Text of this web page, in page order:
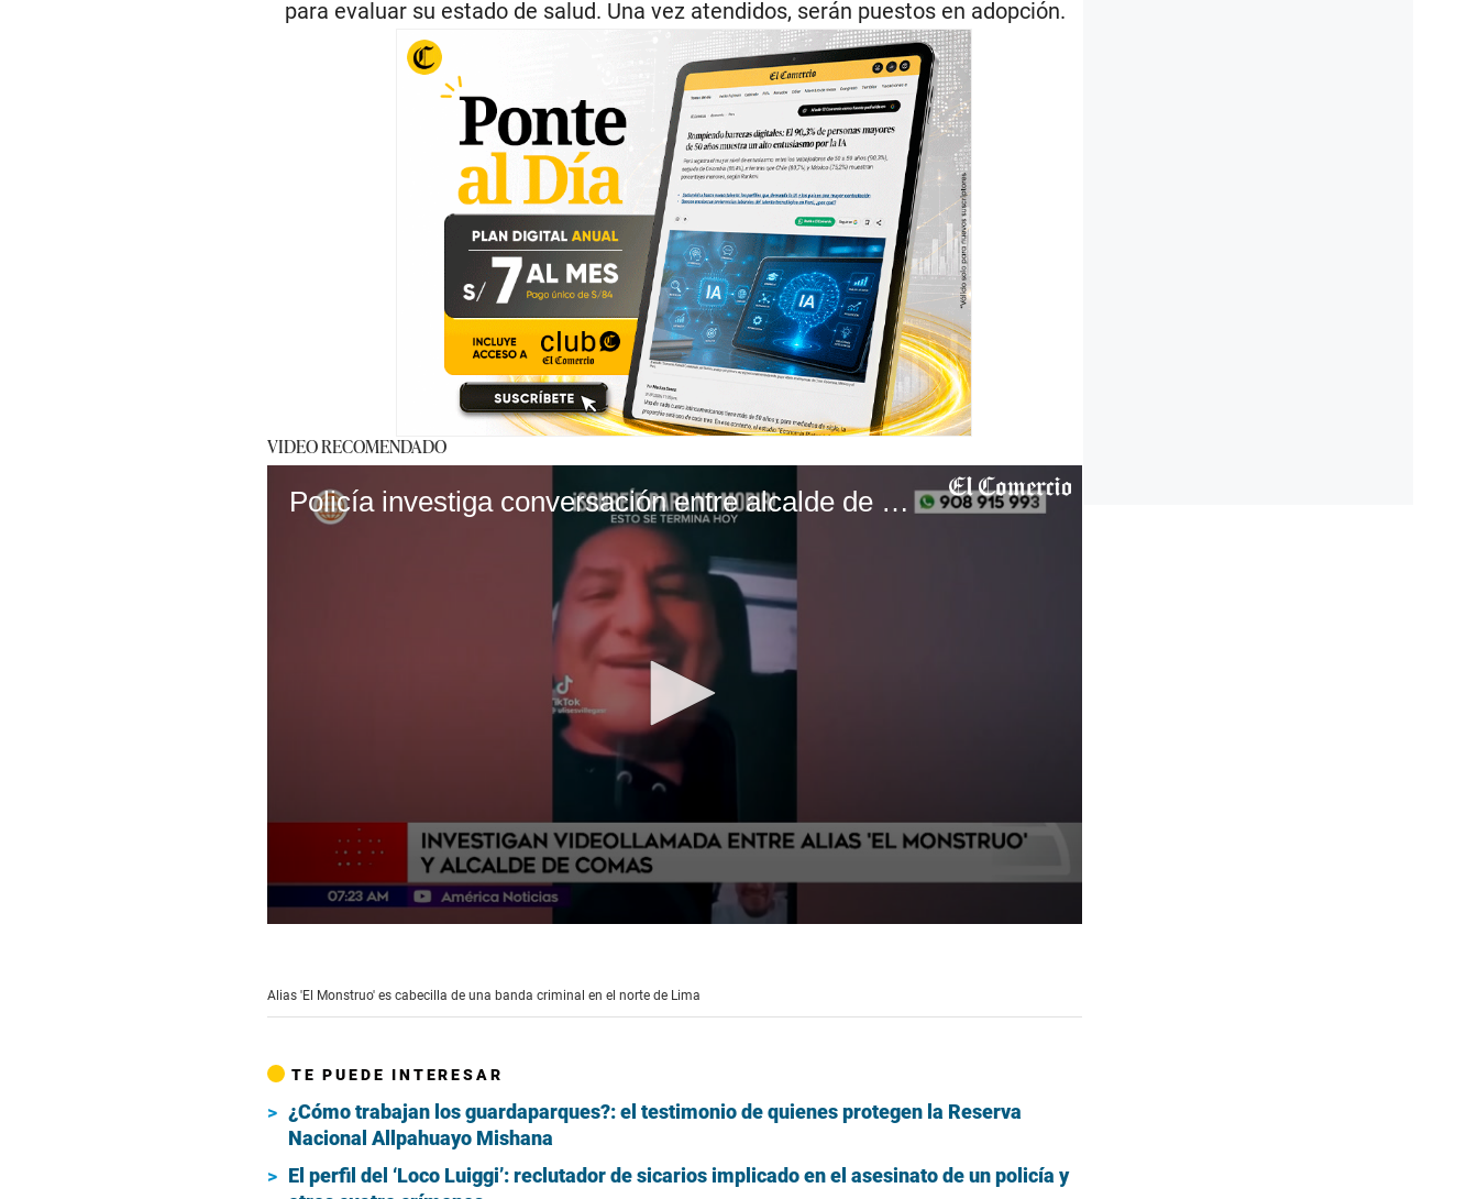
para evaluar su estado de salud. Una vez atendidos, serán puestos en adopción.
VIDEO RECOMENDADO
Policía investiga conversación entre alcalde de Comas y alias 'El Monstruo'
minute,
8
Alias 'El Monstruo' es cabecilla de una banda criminal en el norte de Lima
TE PUEDE INTERESAR
¿Cómo trabajan los guardaparques?: el testimonio de quienes protegen la Reserva
Nacional Allpahuayo Mishana
El perfil del ‘Loco Luiggi’: reclutador de sicarios implicado en el asesinato de un policía y